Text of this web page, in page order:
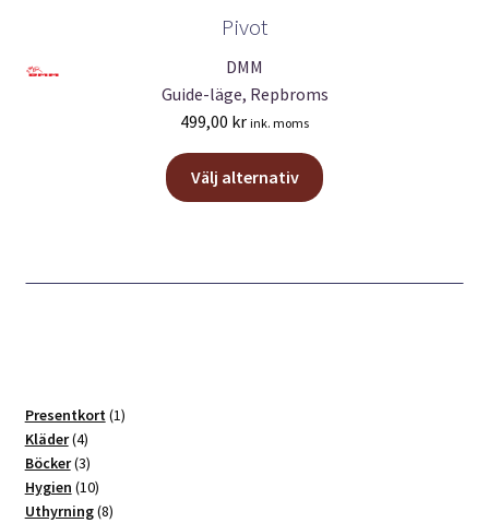
Pivot
DMM
Guide-läge, Repbroms
499,00 kr ink. moms
Välj alternativ
Den
här
Presentkort 11
Kläder 44
produkter
Böcker 33
produkter
Hygien 1010
produkter
Uthyrning 88